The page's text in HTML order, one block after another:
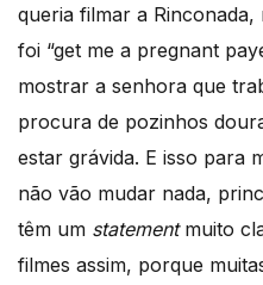
queria filmar a
foi “get me a pregnant
mostrar a senhora que
procura de pozinhos
estar grávida. E isso para
não vão mudar nada,
têm um statementmuito
filmes assim, porque